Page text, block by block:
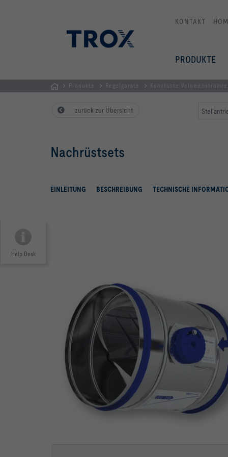
KONTAKT
PRODUKTE
Produkte Regelgeräte Konstante
zurück zur Übersicht
Nachrüstsets
EINLEITUNG BESCHREIBUNG TECHNISCHE
Help Desk